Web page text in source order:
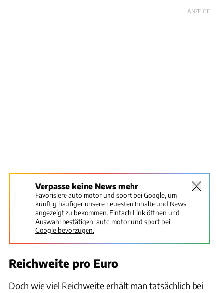
ANZEIGE
Verpasse keine News mehr
Favorisiere auto motor und sport bei Google, um
künftig häufiger unsere neuesten Inhalte und News
angezeigt zu bekommen. Einfach Link öffnen und
Auswahl bestätigen:auto motor und sport bei
Google bevorzugen.
Reichweite pro Euro
Doch wie viel Reichweite erhält man tatsächlich bei